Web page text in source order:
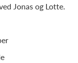
Jonas og Lotte.